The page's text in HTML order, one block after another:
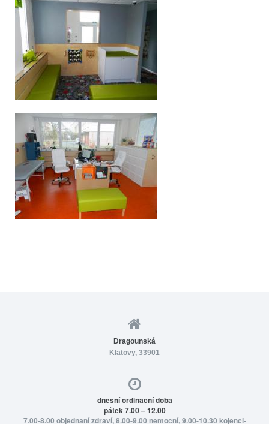
Dragounská
Klatovy, 33901
dnešní ordinační doba
pátek 7.00 – 12.00
7.00-8.00 objednaní zdraví, 8.00-9.00 nemocní, 9.00-10.30 kojenci-